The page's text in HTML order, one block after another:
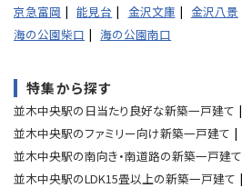
京急富岡 能見台 金沢文庫 金沢八景
海の公園柴口
海の公園南口
特集から探す
並木中央駅の日当たり良好な新築一戸建て
並木中央駅のファミリー向け新築一戸建て
並木中央駅の南向き・南道路の新築一戸建て
並木中央駅のLDK15畳以上の新築一戸建て